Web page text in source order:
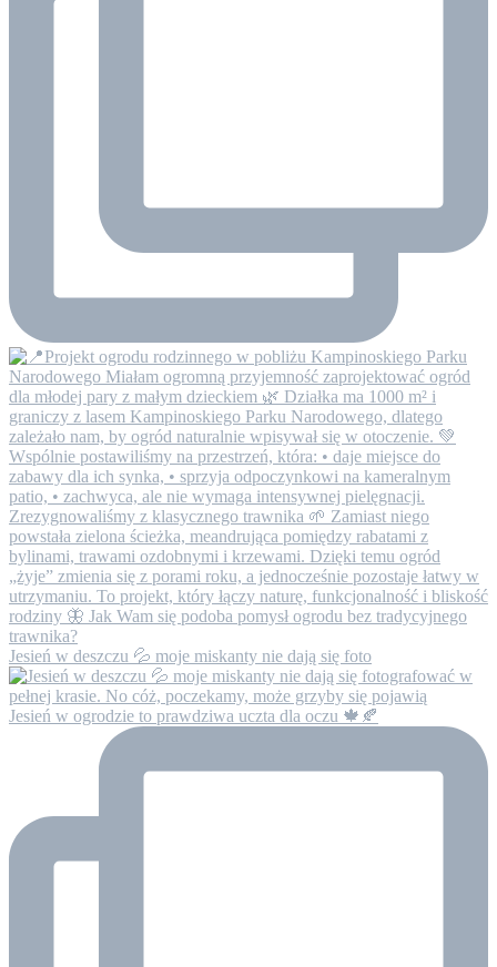
Jesień w deszczu 💦 moje miskanty nie dają się foto
Jesień w ogrodzie to prawdziwa uczta dla oczu 🍁🍂